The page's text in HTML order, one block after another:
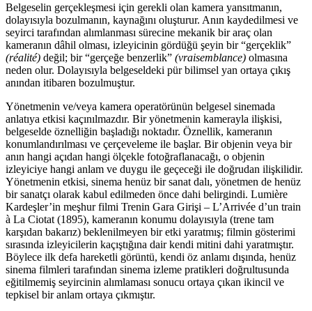
Belgeselin gerçekleşmesi için gerekli olan kamera yansıtmanın,
dolayısıyla bozulmanın, kaynağını oluşturur. Anın kaydedilmesi ve
seyirci tarafından alımlanması sürecine mekanik bir araç olan
kameranın dâhil olması, izleyicinin gördüğü şeyin bir “gerçeklik”
(réalité) değil; bir “gerçeğe benzerlik” (vraisemblance) olmasına
neden olur. Dolayısıyla belgeseldeki pür bilimsel yan ortaya çıkış
anından itibaren bozulmuştur.
Yönetmenin ve/veya kamera operatörünün belgesel sinemada
anlatıya etkisi kaçınılmazdır. Bir yönetmenin kamerayla ilişkisi,
belgeselde öznelliğin başladığı noktadır. Öznellik, kameranın
konumlandırılması ve çerçeveleme ile başlar. Bir objenin veya bir
anın hangi açıdan hangi ölçekle fotoğraflanacağı, o objenin
izleyiciye hangi anlam ve duygu ile geçeceği ile doğrudan ilişkilidir.
Yönetmenin etkisi, sinema henüz bir sanat dalı, yönetmen de henüz
bir sanatçı olarak kabul edilmeden önce dahi belirgindi. Lumière
Kardeşler’in meşhur filmi Trenin Gara Girişi – L’Arrivée d’un train
à La Ciotat (1895), kameranın konumu dolayısıyla (trene tam
karşıdan bakarız) beklenilmeyen bir etki yaratmış; filmin gösterimi
sırasında izleyicilerin kaçıştığına dair kendi mitini dahi yaratmıştır.
Böylece ilk defa hareketli görüntü, kendi öz anlamı dışında, henüz
sinema filmleri tarafından sinema izleme pratikleri doğrultusunda
eğitilmemiş seyircinin alımlaması sonucu ortaya çıkan ikincil ve
tepkisel bir anlam ortaya çıkmıştır.